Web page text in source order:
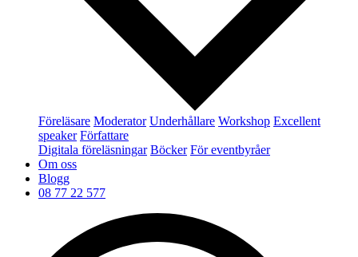
Föreläsare Moderator Underhållare Workshop Excellent
speaker Författare
Digitala föreläsningar Böcker För eventbyråer
Om oss
Blogg
08 77 22 577